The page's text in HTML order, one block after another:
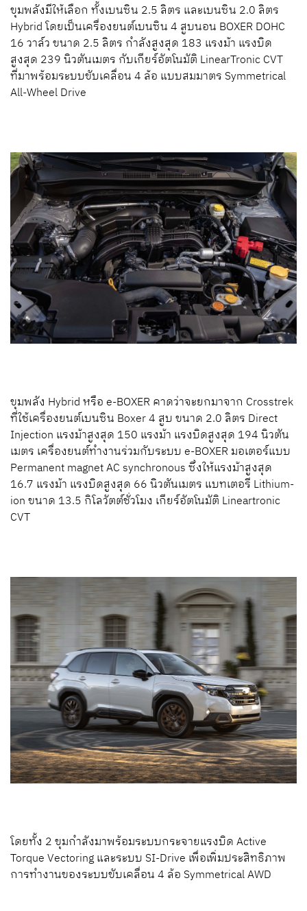
ขุมพลังมีให้เลือก ทั้งเบนซิน 2.5 ลิตร และเบนซิน 2.0 ลิตร
Hybrid โดยเป็นเครื่องยนต์เบนซิน 4 สูบนอน BOXER DOHC
16 วาล์ว ขนาด 2.5 ลิตร กำลังสูงสุด 183 แรงม้า แรงบิด
สูงสุด 239 นิวตันเมตร กับเกียร์อัตโนมัติ LinearTronic CVT
ที่มาพร้อมระบบขับเคลื่อน 4 ล้อ แบบสมมาตร Symmetrical
All-Wheel Drive
ขุมพลัง Hybrid หรือ e-BOXER คาดว่าจะยกมาจาก Crosstrek
ที่ใช้เครื่องยนต์เบนซิน Boxer 4 สูบ ขนาด 2.0 ลิตร Direct
Injection แรงม้าสูงสุด 150 แรงม้า แรงบิดสูงสุด 194 นิวตัน
เมตร เครื่องยนต์ทำงานร่วมกับระบบ e-BOXER มอเตอร์แบบ
Permanent magnet AC synchronous ซึ่งให้แรงม้าสูงสุด
16.7 แรงม้า แรงบิดสูงสุด 66 นิวตันเมตร แบทเตอรี Lithium-
ion ขนาด 13.5 กิโลวัตต์ชั่วโมง เกียร์อัตโนมัติ Lineartronic
CVT
โดยทั้ง 2 ขุมกำลังมาพร้อมระบบกระจายแรงบิด Active
Torque Vectoring และระบบ SI-Drive เพื่อเพิ่มประสิทธิภาพ
การทำงานของระบบขับเคลื่อน 4 ล้อ Symmetrical AWD